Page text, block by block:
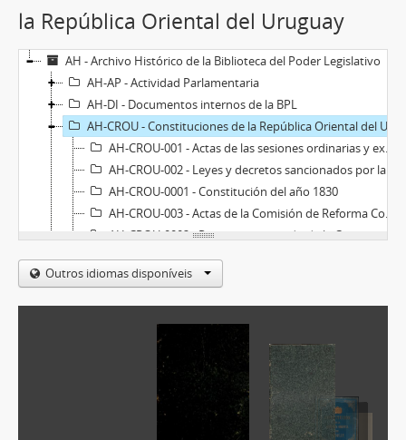
la República Oriental del Uruguay
AH - Archivo Histórico de la Biblioteca del Poder Legislativo
AH-AP - Actividad Parlamentaria
AH-DI - Documentos internos de la BPL
AH-CROU - Constituciones de la República Oriental del Uruguay
AH-CROU-001 - Actas de las sesiones ordinarias y extraordinarias de la Sala de Representantes de la Provincia Oriental y de la Comisión Permanente de 1825
AH-CROU-002 - Leyes y decretos sancionados por la Sala de Representantes y por la Comisión Permanente de la Provincia Oriental de 1825
AH-CROU-0001 - Constitución del año 1830
AH-CROU-003 - Actas de la Comisión de Reforma Constitucional
AH-CROU-0002 - Proyecto aprobado de la Constitución de la República
AH-CROU-0003 - Acta de la sesión celebrada por el H. Senado el día 18 de diciembre de 1917
AH-CROU-004 - Constitución del año 1934
AH-CROU-0005 - Constitución del año 1952
AH-CROU-005 - Constitución del año 1980. Proyecto aprobado por la Asamblea Constituyente
AH-CONAPRO - Concertación Nacional Programática
AH-A.PE - Archivos Personales
Outros idiomas disponíveis